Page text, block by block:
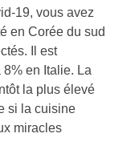
19, vous avez
en Corée du sud
Il est
8% en Italie. La
la plus élevé
si la cuisine
miracles